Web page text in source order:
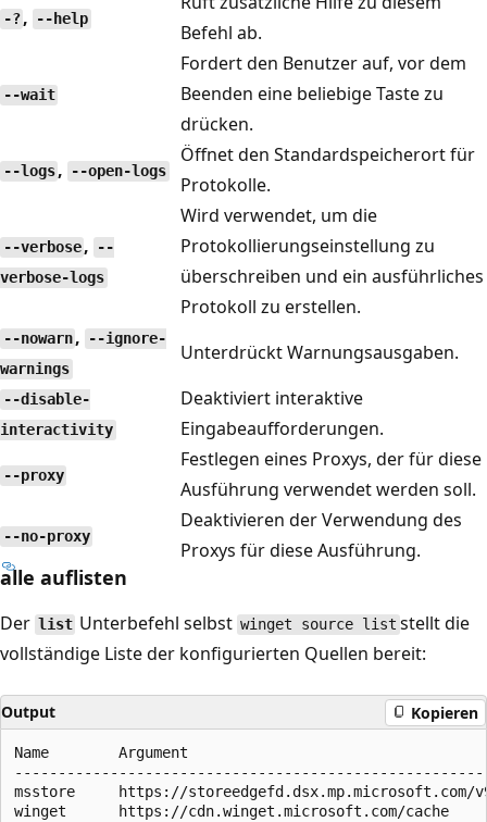
-? , --help
Befehl ab.
--wait
Fordert den Benutzer auf, vor dem
Beenden eine beliebige Taste zu
drücken.
--logs , --open-logs
Öffnet den Standardspeicherort für
Protokolle.
--verbose ,
--
verbose-logs
Wird verwendet, um die
Protokollierungseinstellung zu
überschreiben und ein ausführliches
Protokoll zu erstellen.
--nowarn ,
--ignore-
warnings
Unterdrückt Warnungsausgaben.
--disable-
interactivity
Deaktiviert interaktive
Eingabeaufforderungen.
--proxy
Festlegen eines Proxys, der für diese
Ausführung verwendet werden soll.
--no-proxy
Deaktivieren der Verwendung des
Proxys für diese Ausführung.
alle auflisten
Der list Unterbefehl selbst winget source list stellt die
vollständige Liste der konfigurierten Quellen bereit:
Output Kopieren
Name        Argument
msstore     https://storeedgefd.dsx.mp.microsoft.com/
winget      https://cdn.winget.microsoft.com/cache